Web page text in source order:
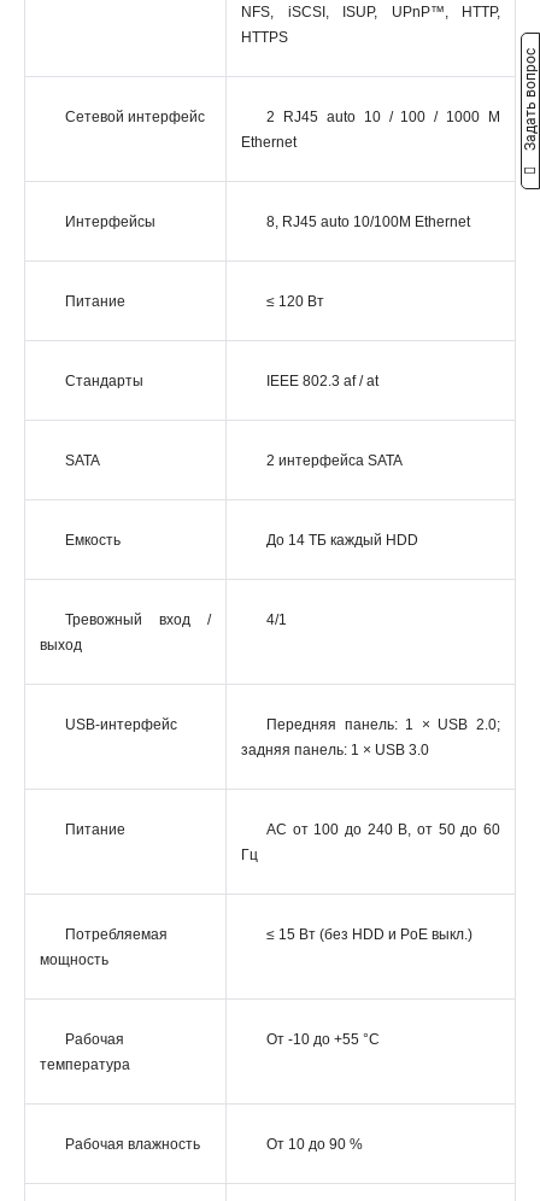
NFS, iSCSI, ISUP, UPnP™, HTTP,
HTTPS
Сетевой интерфейс
2 RJ45 auto 10 / 100 / 1000 М
Ethernet
Интерфейсы 8, RJ45 auto 10/100M Ethernet
Питание ≤ 120 Вт
Стандарты IEEE 802.3 af / at
SATA 2 интерфейса SATA
Емкость До 14 TБ каждый HDD
Тревожный вход /
выход
4/1
USB-интерфейс
Передняя панель: 1 × USB 2.0;
задняя панель: 1 × USB 3.0
Питание
AC от 100 до 240 В, от 50 до 60
Гц
Потребляемая
мощность
≤ 15 Вт (без HDD и PoE выкл.)
Рабочая
температура
От -10 до +55 °C
Рабочая влажность От 10 до 90 %
Задать вопрос